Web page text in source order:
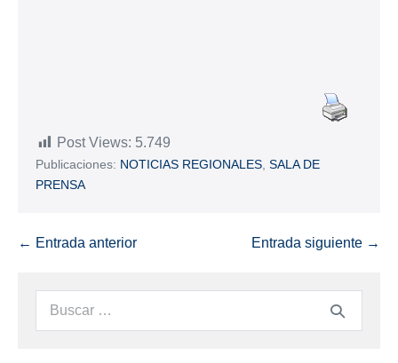
Post Views: 5.749
Publicaciones: NOTICIAS REGIONALES SALA DE
PRENSA
← Entrada anterior Entrada siguiente →